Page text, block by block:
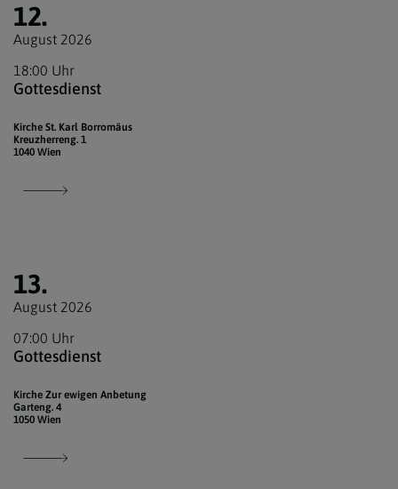
12.
August 2026
18:00 Uhr
Gottesdienst
Kirche St. Karl Borromäus
Kreuzherreng. 1
1040 Wien
13.
August 2026
07:00 Uhr
Gottesdienst
Kirche Zur ewigen Anbetung
Garteng. 4
1050 Wien